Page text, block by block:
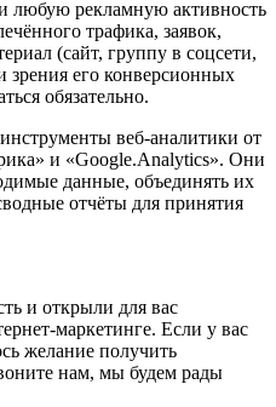
любую рекламную активность
трафика, заявок,
(сайт, группу в соцсети,
зрения его конверсионных
обязательно.
веб-аналитики от
и «Google.Analytics». Они
данные, объединять их
отчёты для принятия
и открыли для вас
маркетинге. Если у вас
желание получить
нам, мы будем рады